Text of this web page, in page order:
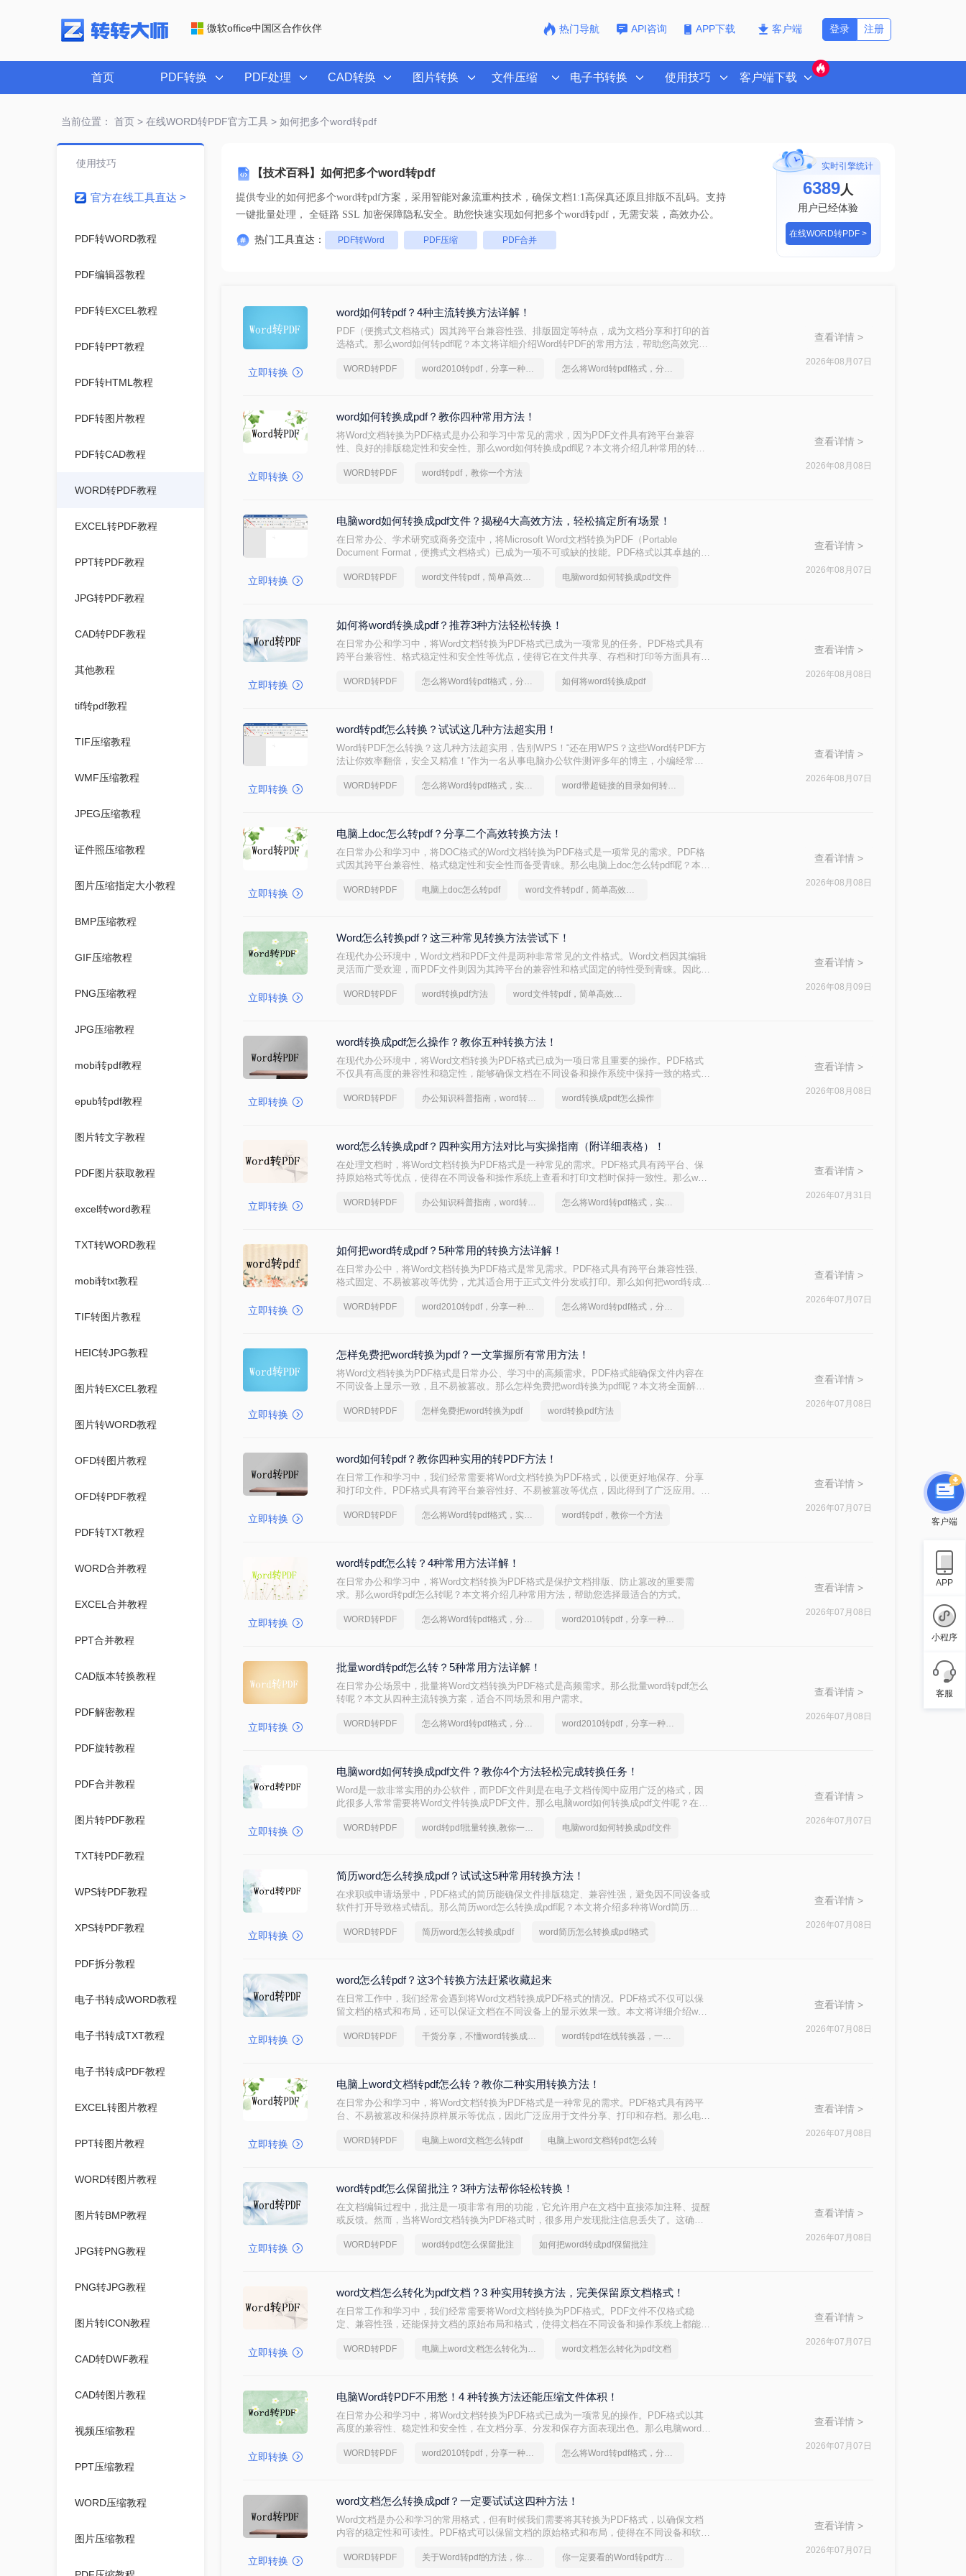
微软office中国区合作伙伴 热门导航 API咨询 APP下载 客户端 注册
登录
首页 PDF转换 PDF处理 CAD转换 图片转换 文件压缩 电子书转换 使用技巧 客户端下载
当前位置： 首页> 在线WORD转PDF官方工具> 如何把多个word转pdf
【技术百科】如何把多个word转pdf
提供专业的如何把多个word转pdf方案，采用智能对象流重构技术，确保文档1:1高保真还原且排版不乱码。支持
一键批量处理， 全链路 SSL 加密保障隐私安全。助您快速实现如何把多个word转pdf，无需安装，高效办公。
热门工具直达： PDF转Word PDF压缩 PDF合并
实时引擎统计
6389人
用户已经体验
在线WORD转PDF >
使用技巧
官方在线工具直达 >
PDF转WORD教程
PDF编辑器教程
PDF转EXCEL教程
PDF转PPT教程
PDF转HTML教程
PDF转图片教程
PDF转CAD教程
WORD转PDF教程
EXCEL转PDF教程
PPT转PDF教程
JPG转PDF教程
CAD转PDF教程
其他教程
tif转pdf教程
TIF压缩教程
WMF压缩教程
JPEG压缩教程
证件照压缩教程
图片压缩指定大小教程
BMP压缩教程
GIF压缩教程
PNG压缩教程
JPG压缩教程
mobi转pdf教程
epub转pdf教程
图片转文字教程
PDF图片获取教程
excel转word教程
TXT转WORD教程
mobi转txt教程
TIF转图片教程
HEIC转JPG教程
图片转EXCEL教程
图片转WORD教程
OFD转图片教程
OFD转PDF教程
PDF转TXT教程
WORD合并教程
EXCEL合并教程
PPT合并教程
CAD版本转换教程
PDF解密教程
PDF旋转教程
PDF合并教程
图片转PDF教程
TXT转PDF教程
WPS转PDF教程
XPS转PDF教程
PDF拆分教程
电子书转成WORD教程
电子书转成TXT教程
电子书转成PDF教程
EXCEL转图片教程
PPT转图片教程
WORD转图片教程
图片转BMP教程
JPG转PNG教程
PNG转JPG教程
图片转ICON教程
CAD转DWF教程
CAD转图片教程
视频压缩教程
PPT压缩教程
WORD压缩教程
图片压缩教程
立即转换
word如何转pdf？4种主流转换方法详解！
PDF（便携式文档格式）因其跨平台兼容性强、排版固定等特点，成为文档分享和打印的首
选格式。那么word如何转pdf呢？本文将详细介绍Word转PDF的常用方法，帮助您高效完成
WORD转PDF word2010转pdf，分享一种简单的方法 怎么将Word转pdf格式，分享一种简单的方法
查看详情 >
2026年08月07日
立即转换
word如何转换成pdf？教你四种常用方法！
将Word文档转换为PDF格式是办公和学习中常见的需求，因为PDF文件具有跨平台兼容
性、良好的排版稳定性和安全性。那么word如何转换成pdf呢？本文将介绍几种常用的转换
WORD转PDF word转pdf，教你一个方法
查看详情 >
2026年08月08日
立即转换
电脑word如何转换成pdf文件？揭秘4大高效方法，轻松搞定所有场景！
在日常办公、学术研究或商务交流中，将Microsoft Word文档转换为PDF（Portable
Document Format，便携式文档格式）已成为一项不可或缺的技能。PDF格式以其卓越的跨
报告、发送商业合同，还是分享个人简历，PDF都能确保接收方看到的内容与您精心设计的
WORD转PDF word文件转pdf，简单高效的转换方法 电脑word如何转换成pdf文件
查看详情 >
2026年08月07日
立即转换
如何将word转换成pdf？推荐3种方法轻松转换！
在日常办公和学习中，将Word文档转换为PDF格式已成为一项常见的任务。PDF格式具有
跨平台兼容性、格式稳定性和安全性等优点，使得它在文件共享、存档和打印等方面具有显
WORD转PDF 怎么将Word转pdf格式，分享一种简单的方法 如何将word转换成pdf
查看详情 >
2026年08月08日
立即转换
word转pdf怎么转换？试试这几种方法超实用！
Word转PDF怎么转换？这几种方法超实用，告别WPS！“还在用WPS？这些Word转PDF方
法让你效率翻倍，安全又精准！”作为一名从事电脑办公软件测评多年的博主，小编经常被
告、合同或技术文档时，大家总担心格式错乱、操作繁琐或数据泄露。今天，小编就结合多
WORD转PDF 怎么将Word转pdf格式，实用的方法来了 word带超链接的目录如何转pdf
查看详情 >
2026年08月07日
立即转换
电脑上doc怎么转pdf？分享二个高效转换方法！
在日常办公和学习中，将DOC格式的Word文档转换为PDF格式是一项常见的需求。PDF格
式因其跨平台兼容性、格式稳定性和安全性而备受青睐。那么电脑上doc怎么转pdf呢？本文
WORD转PDF 电脑上doc怎么转pdf word文件转pdf，简单高效的转换方法
查看详情 >
2026年08月08日
立即转换
Word怎么转换pdf？这三种常见转换方法尝试下！
在现代办公环境中，Word文档和PDF文件是两种非常常见的文件格式。Word文档因其编辑
灵活而广受欢迎，而PDF文件则因为其跨平台的兼容性和格式固定的特性受到青睐。因此，
用的Word转PDF的方法。
WORD转PDF word转换pdf方法 word文件转pdf，简单高效的转换方法
查看详情 >
2026年08月09日
立即转换
word转换成pdf怎么操作？教你五种转换方法！
在现代办公环境中，将Word文档转换为PDF格式已成为一项日常且重要的操作。PDF格式
不仅具有高度的兼容性和稳定性，能够确保文档在不同设备和操作系统中保持一致的格式和
呢？下面将详细介绍几种将Word转换成PDF的方法。
WORD转PDF 办公知识科普指南，word转换成pdf的操作方法 word转换成pdf怎么操作
查看详情 >
2026年08月08日
立即转换
word怎么转换成pdf？四种实用方法对比与实操指南（附详细表格）！
在处理文档时，将Word文档转换为PDF格式是一种常见的需求。PDF格式具有跨平台、保
持原始格式等优点，使得在不同设备和操作系统上查看和打印文档时保持一致性。那么word
求。
WORD转PDF 办公知识科普指南，word转换成pdf的操作方法 怎么将Word转pdf格式，实用的方法来了
查看详情 >
2026年07月31日
立即转换
如何把word转成pdf？5种常用的转换方法详解！
在日常办公中，将Word文档转换为PDF格式是常见需求。PDF格式具有跨平台兼容性强、
格式固定、不易被篡改等优势，尤其适合用于正式文件分发或打印。那么如何把word转成
WORD转PDF word2010转pdf，分享一种简单的方法 怎么将Word转pdf格式，分享一种简单的方法
查看详情 >
2026年07月07日
立即转换
怎样免费把word转换为pdf？一文掌握所有常用方法！
将Word文档转换为PDF格式是日常办公、学习中的高频需求。PDF格式能确保文件内容在
不同设备上显示一致，且不易被篡改。那么怎样免费把word转换为pdf呢？本文将全面解析5
WORD转PDF 怎样免费把word转换为pdf word转换pdf方法
查看详情 >
2026年07月08日
立即转换
word如何转pdf？教你四种实用的转PDF方法！
在日常工作和学习中，我们经常需要将Word文档转换为PDF格式，以便更好地保存、分享
和打印文件。PDF格式具有跨平台兼容性好、不易被篡改等优点，因此得到了广泛应用。那
格式的转换。
WORD转PDF 怎么将Word转pdf格式，实用的方法来了 word转pdf，教你一个方法
查看详情 >
2026年07月07日
立即转换
word转pdf怎么转？4种常用方法详解！
在日常办公和学习中，将Word文档转换为PDF格式是保护文档排版、防止篡改的重要需
求。那么word转pdf怎么转呢？本文将介绍几种常用方法，帮助您选择最适合的方式。
WORD转PDF 怎么将Word转pdf格式，分享一种简单的方法 word2010转pdf，分享一种简单的方法
查看详情 >
2026年07月08日
立即转换
批量word转pdf怎么转？5种常用方法详解！
在日常办公场景中，批量将Word文档转换为PDF格式是高频需求。那么批量word转pdf怎么
转呢？本文从四种主流转换方案，适合不同场景和用户需求。
WORD转PDF 怎么将Word转pdf格式，分享一种简单的方法 word2010转pdf，分享一种简单的方法
查看详情 >
2026年07月08日
立即转换
电脑word如何转换成pdf文件？教你4个方法轻松完成转换任务！
Word是一款非常实用的办公软件，而PDF文件则是在电子文档传阅中应用广泛的格式，因
此很多人常常需要将Word文件转换成PDF文件。那么电脑word如何转换成pdf文件呢？在本
式。
WORD转PDF word转pdf批量转换,教你一招轻松找回 电脑word如何转换成pdf文件
查看详情 >
2026年07月07日
立即转换
简历word怎么转换成pdf？试试这5种常用转换方法！
在求职或申请场景中，PDF格式的简历能确保文件排版稳定、兼容性强，避免因不同设备或
软件打开导致格式错乱。那么简历word怎么转换成pdf呢？本文将介绍多种将Word简历
WORD转PDF 简历word怎么转换成pdf word简历怎么转换成pdf格式
查看详情 >
2026年07月08日
立即转换
word怎么转pdf？这3个转换方法赶紧收藏起来
在日常工作中，我们经常会遇到将Word文档转换成PDF格式的情况。PDF格式不仅可以保
留文档的格式和布局，还可以保证文档在不同设备上的显示效果一致。本文将详细介绍word
WORD转PDF 干货分享，不懂word转换成pdf的朋友快快收藏起来 word转pdf在线转换器，一起来学习吧
查看详情 >
2026年07月08日
立即转换
电脑上word文档转pdf怎么转？教你二种实用转换方法！
在日常办公和学习中，将Word文档转换为PDF格式是一种常见的需求。PDF格式具有跨平
台、不易被篡改和保持原样展示等优点，因此广泛应用于文件分享、打印和存档。那么电脑
WORD转PDF 电脑上word文档怎么转pdf 电脑上word文档转pdf怎么转
查看详情 >
2026年07月08日
立即转换
word转pdf怎么保留批注？3种方法帮你轻松转换！
在文档编辑过程中，批注是一项非常有用的功能，它允许用户在文档中直接添加注释、提醒
或反馈。然而，当将Word文档转换为PDF格式时，很多用户发现批注信息丢失了。这确实
呢？本文将为您提供解决方案。
WORD转PDF word转pdf怎么保留批注 如何把word转成pdf保留批注
查看详情 >
2026年07月08日
立即转换
word文档怎么转化为pdf文档？3 种实用转换方法，完美保留原文档格式！
在日常工作和学习中，我们经常需要将Word文档转换为PDF格式。PDF文件不仅格式稳
定、兼容性强，还能保持文档的原始布局和格式，使得文档在不同设备和操作系统上都能保
骤。
WORD转PDF 电脑上word文档怎么转化为pdf格式 word文档怎么转化为pdf文档
查看详情 >
2026年07月07日
立即转换
电脑Word转PDF不用愁！4 种转换方法还能压缩文件体积！
在日常办公和学习中，将Word文档转换为PDF格式已成为一项常见的操作。PDF格式以其
高度的兼容性、稳定性和安全性，在文档分享、分发和保存方面表现出色。那么电脑word转
WORD转PDF word2010转pdf，分享一种简单的方法 怎么将Word转pdf格式，分享一种简单的方法
查看详情 >
2026年07月07日
立即转换
word文档怎么转换成pdf？一定要试试这四种方法！
Word文档是办公和学习的常用格式，但有时候我们需要将其转换为PDF格式，以确保文档
内容的稳定性和可读性。PDF格式可以保留文档的原始格式和布局，使得在不同设备和软件
换成PDF的方法，帮助您轻松完成转换。
WORD转PDF 关于Word转pdf的方法，你一定要学会 你一定要看的Word转pdf方法，看到的都学会了
查看详情 >
2026年07月07日
客户端
APP
小程序
客服